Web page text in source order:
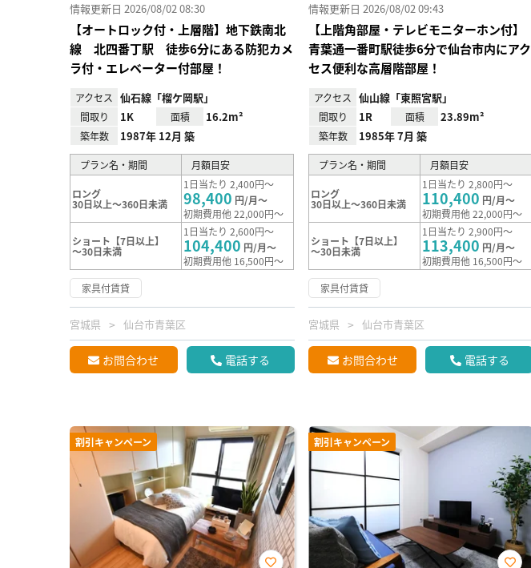
情報更新日 2026/08/02 08:30
【オートロック付・上層階】地下鉄南北
線 北四番丁駅 徒歩6分にある防犯カメ
ラ付・エレベーター付部屋！
アクセス 仙石線「榴ケ岡駅」
間取り 1K 面積 16.2m²
築年数 1987年 12月 築
プラン名・期間 月額目安
ロング
30日以上～360日未満
1日当たり 2,400円～
98,400 円/月～
初期費用他 22,000円～
ショート【7日以上】
～30日未満
1日当たり 2,600円～
104,400 円/月～
初期費用他 16,500円～
家具付賃貸
宮城県 仙台市青葉区
お問合わせ 電話する
情報更新日 2026/08/02 09:43
【上階角部屋・テレビモニターホン付】
青葉通一番町駅徒歩6分で仙台市内にアク
セス便利な高層階部屋！
アクセス 仙山線「東照宮駅」
間取り 1R 面積 23.89m²
築年数 1985年 7月 築
プラン名・期間 月額目安
ロング
30日以上～360日未満
1日当たり 2,800円～
110,400 円/月～
初期費用他 22,000円～
ショート【7日以上】
～30日未満
1日当たり 2,900円～
113,400 円/月～
初期費用他 16,500円～
家具付賃貸
宮城県 仙台市青葉区
お問合わせ 電話する
割引キャンペーン 割引キャンペーン